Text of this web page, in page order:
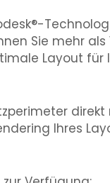
Sie mehr
Layout
Ihres